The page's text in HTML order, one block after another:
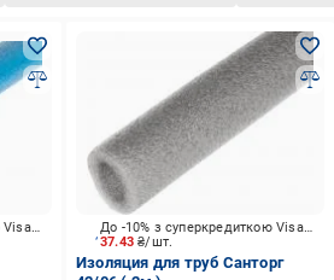
До -10% з суперкредиткою Visa Вигода
37.43₴/шт.
До -10% з суперкредиткою Visa Вигода
Изоляция для труб Санторг